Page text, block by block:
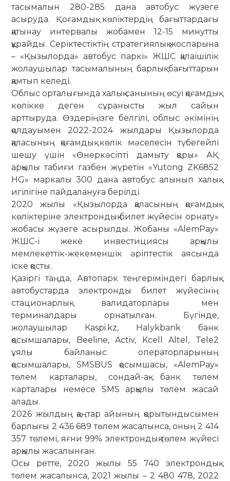
тасымалын 280-285 дана автобус жүзеге
асыруда. Қоғамдық көліктердің бағыттардағы
қатынау интервалы жобамен 12-15 минутты
құрайды. Серіктестіктің стратегиялық жоспарына
– «Қызылорда» автобус паркі» ЖШС қалаішілік
жолаушылар тасымалының барлық бағыттарын
қамтып келеді.
Облыс орталығында халық санының өсуі қоғамдық
көлікке деген сұранысты жыл сайын
арттыруда. Өздеріңізге белгілі, облыс әкімінің
қолдауымен 2022-2024 жылдары Қызылорда
қаласының қоғамдық көлік мәселесін түбегейлі
шешу үшін «Өнеркәсіпті дамыту қоры» АҚ
арқылы табиғи газбен жүретін «Yutong ZK6852
HG» маркалы 300 дана автобус алынып халық
игілігіне пайдалануға берілді.
2020 жылы «Қызылорда қаласының қоғамдық
көліктеріне электрондық билет жүйесін орнату»
жобасы жүзеге асырылды. Жобаны «AlemPay»
ЖШС-і жеке инвестициясы арқылы
мемлекеттік-жекеменшік әріптестік аясында
іске қосты.
Қазіргі таңда, Автопарк теңгеріміндегі барлық
автобустарда электронды билет жүйесінің
стационарлық валидаторлары мен
терминалдары орнатылған. Бүгінде,
жолаушылар Кaspi.kz, Halykbank банк
қосымшалары, Beeline, Activ, Kcell Altel, Tele2
ұялы байланыс операторларының
қосымшалары, SMSBUS қосымшасы, «AlemPay»
төлем карталары, сондай-ақ банк төлем
карталары немесе SMS арқылы төлем жасай
алады.
2026 жылдың қаңтар айының қорытындысымен
барлығы 2 436 689 төлем жасалынса, оның 2 414
357 төлемі, яғни 99% электрондық төлем жүйесі
арқылы жасалынған.
Осы ретте, 2020 жылы 55 740 электрондық
төлем жасалынса, 2021 жылы – 2 480 478, 2022